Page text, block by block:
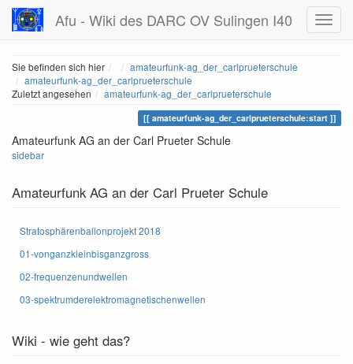
Afu - Wiki des DARC OV Sulingen I40
Sie befinden sich hier Home
amateurfunk-ag_der_carlprueterschule
amateurfunk-ag_der_carlprueterschule
Zuletzt angesehen
amateurfunk-ag_der_carlprueterschule
amateurfunk-ag_der_carlprueterschule:start
Amateurfunk AG an der Carl Prueter Schule
sidebar
Amateurfunk AG an der Carl Prueter Schule
Stratosphärenballonprojekt 2018
01-vonganzkleinbisganzgross
02-frequenzenundwellen
03-spektrumderelektromagnetischenwellen
Wiki - wie geht das?